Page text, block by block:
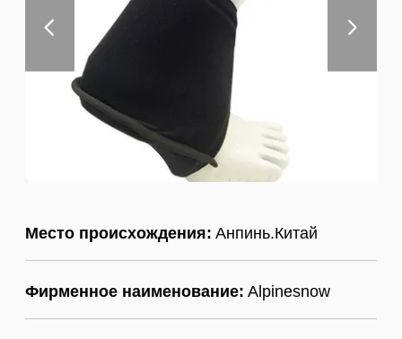
Место происхождения: Анпинь.Китай
Фирменное наименование: Alpinesnow